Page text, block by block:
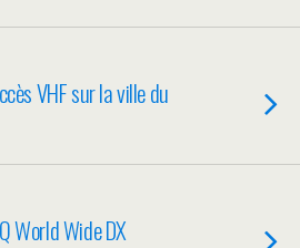
VHF sur la ville du
World Wide DX